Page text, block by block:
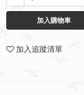
加入購物車
加入追蹤清單